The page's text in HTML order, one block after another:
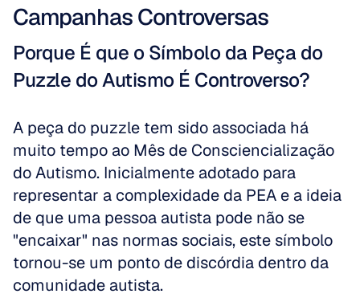
Campanhas Controversas
Porque É que o Símbolo da Peça do
Puzzle do Autismo É Controverso?
A peça do puzzle tem sido associada há
muito tempo ao Mês de Consciencialização
do Autismo. Inicialmente adotado para
representar a complexidade da PEA e a ideia
de que uma pessoa autista pode não se
"encaixar" nas normas sociais, este símbolo
tornou-se um ponto de discórdia dentro da
comunidade autista.